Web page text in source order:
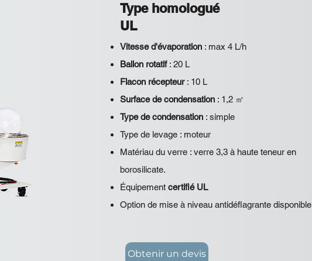
Type homologué
UL
Vitesse d'évaporation : max 4 L/h
Ballon rotatif: 20 L
Flacon récepteur: 10 L
Surface de condensation : 1,2 ㎡
Type de condensation : simple
Type de levage : moteur
Matériau du verre : verre 3,3 à haute teneur en
borosilicate.
Équipement certifié UL
Option de mise à niveau antidéflagrante disponible
Obtenir un devis